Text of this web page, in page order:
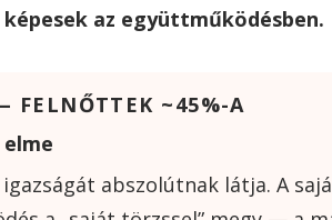
az együttműködésben.
FELNŐTTEK ~45%-A
abszolútnak látja. A